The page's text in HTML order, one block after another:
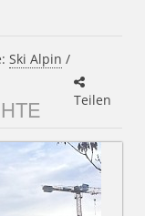
Ski Alpin /
Teilen